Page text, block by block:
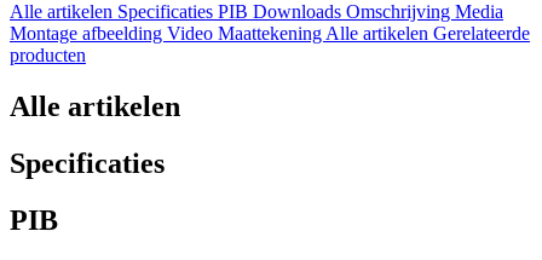
Alle artikelen Specificaties PIB Downloads Omschrijving Media
Montage afbeelding Video MaattekeningAlle artikelen Gerelateerde
producten
Alle artikelen
Specificaties
PIB